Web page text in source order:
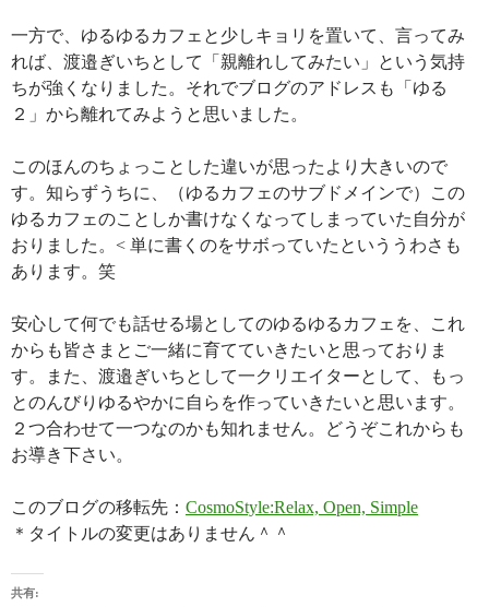
一方で、ゆるゆるカフェと少しキョリを置いて、言ってみ
れば、渡邉ぎいちとして「親離れしてみたい」という気持
ちが強くなりました。それでブログのアドレスも「ゆる
２」から離れてみようと思いました。
このほんのちょっことした違いが思ったより大きいので
す。知らずうちに、（ゆるカフェのサブドメインで）この
ゆるカフェのことしか書けなくなってしまっていた自分が
おりました。< 単に書くのをサボっていたといううわさも
あります。笑
安心して何でも話せる場としてのゆるゆるカフェを、これ
からも皆さまとご一緒に育てていきたいと思っておりま
す。また、渡邉ぎいちとして一クリエイターとして、もっ
とのんびりゆるやかに自らを作っていきたいと思います。
２つ合わせて一つなのかも知れません。どうぞこれからも
お導き下さい。
このブログの移転先： CosmoStyle:Relax, Open, Simple
＊タイトルの変更はありません＾＾
共有: